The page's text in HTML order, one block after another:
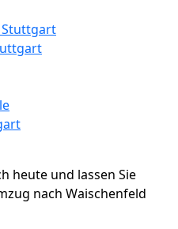
heute und lassen Sie
nach Waischenfeld